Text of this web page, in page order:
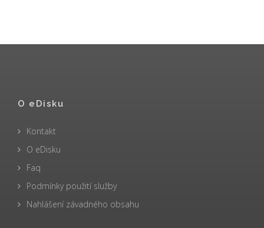
O eDisku
Kontakt
O eDisku
Faq
Podmínky použití služby
Nahlášení závadného obsahu